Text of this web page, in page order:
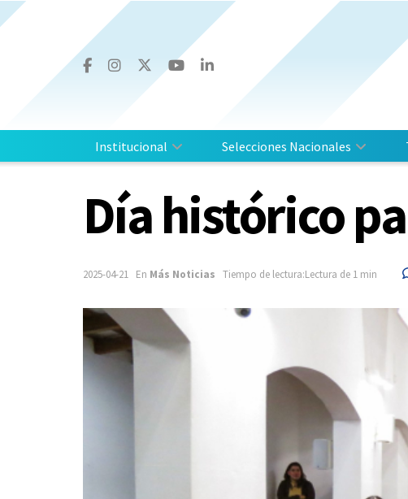
Institucional Selecciones Nacionales
Día histórico
2025-04-21 En Más Noticias Tiempo de lectura:Lectura de 1 min